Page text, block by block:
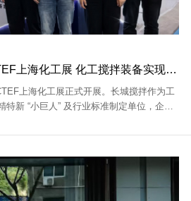
上海化工展 化工搅拌装备实现进
上海化工展正式开展。长城搅拌作为工
新 “小巨人” 及行业标准制定单位，企业